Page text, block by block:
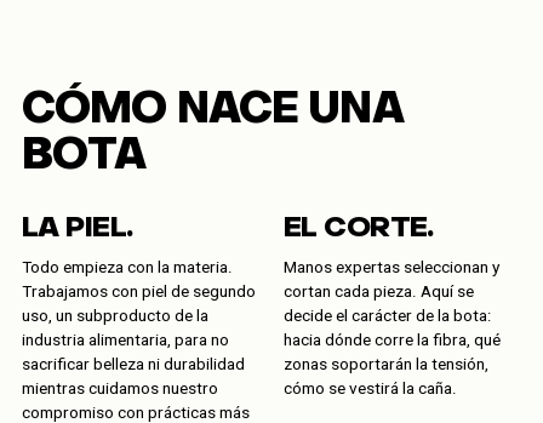
CÓMO NACE UNA
BOTA
LA PIEL.
Todo empieza con la materia.
Trabajamos con piel de segundo
uso, un subproducto de la
industria alimentaria, para no
sacrificar belleza ni durabilidad
mientras cuidamos nuestro
compromiso con prácticas más
EL CORTE.
Manos expertas seleccionan y
cortan cada pieza. Aquí se
decide el carácter de la bota:
hacia dónde corre la fibra, qué
zonas soportarán la tensión,
cómo se vestirá la caña.